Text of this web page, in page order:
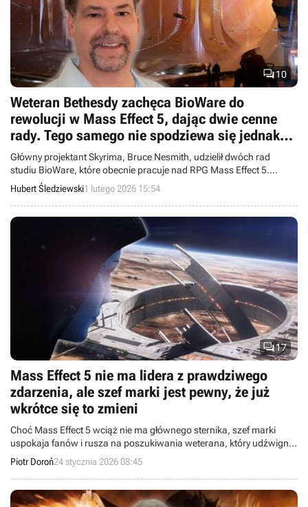
10
Weteran Bethesdy zachęca BioWare do
rewolucji w Mass Effect 5, dając dwie cenne
rady. Tego samego nie spodziewa się jednak
po The Elder Scrolls 6
Główny projektant Skyrima, Bruce Nesmith, udzielił dwóch rad
studiu BioWare, które obecnie pracuje nad RPG Mass Effect 5.
Wyraził też przekonanie, że Bethesda rozwiąże ważną kwestię w
The Elder Scrolls 6 bez zbędnego ryzyka.
Hubert Śledziewski1 lutego 2026 15:54
17
Mass Effect 5 nie ma lidera z prawdziwego
zdarzenia, ale szef marki jest pewny, że już
wkrótce się to zmieni
Choć Mass Effect 5 wciąż nie ma głównego sternika, szef marki
uspokaja fanów i rusza na poszukiwania weterana, który udźwignie
ciężar „być albo nie być” dla całego studia BioWare.
Piotr Doroń24 stycznia 2026 08:45